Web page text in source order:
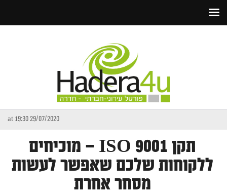
29/07/2020 at 19:30
תקן ISO 9001 – מוכיחים
ללקוחות שלכם שאפשר לעשות
מסחר אחרת